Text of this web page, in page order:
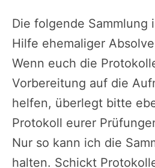
Die folgende Sammlung
Hilfe ehemaliger
Wenn euch die
Vorbereitung auf die
helfen, überlegt bitte
Protokoll eurer
Nur so kann ich die
halten. Schickt